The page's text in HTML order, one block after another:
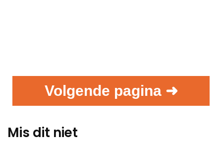
Volgende pagina ➜
Mis dit niet